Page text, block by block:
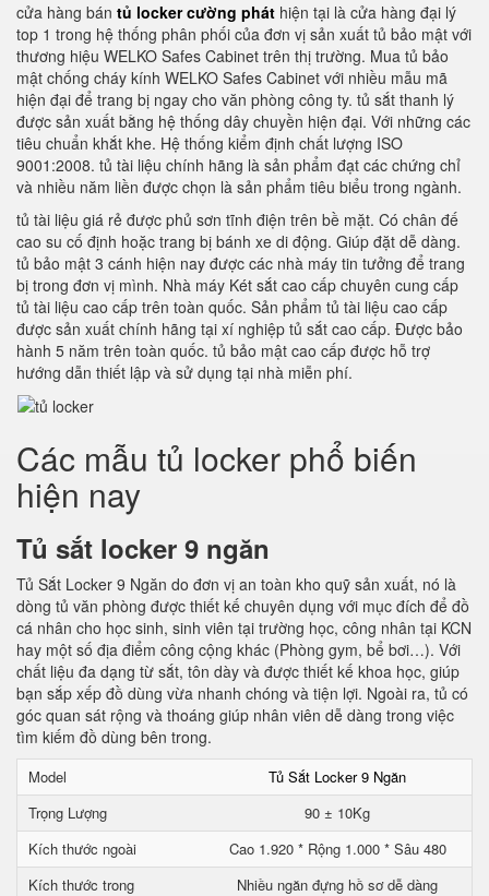
cửa hàng bán tủ locker cường phát hiện tại là cửa hàng đại lý
top 1 trong hệ thống phân phối của đơn vị sản xuất tủ bảo mật với
thương hiệu WELKO Safes Cabinet trên thị trường. Mua tủ bảo
mật chống cháy kính WELKO Safes Cabinet với nhiều mẫu mã
hiện đại để trang bị ngay cho văn phòng công ty. tủ sắt thanh lý
được sản xuất bằng hệ thống dây chuyền hiện đại. Với những các
tiêu chuẩn khắt khe. Hệ thống kiểm định chất lượng ISO
9001:2008. tủ tài liệu chính hãng là sản phẩm đạt các chứng chỉ
và nhiều năm liền được chọn là sản phẩm tiêu biểu trong ngành.
tủ tài liệu giá rẻ được phủ sơn tĩnh điện trên bề mặt. Có chân đế
cao su cố định hoặc trang bị bánh xe di động. Giúp đặt dễ dàng.
tủ bảo mật 3 cánh hiện nay được các nhà máy tin tưởng để trang
bị trong đơn vị mình. Nhà máy Két sắt cao cấp chuyên cung cấp
tủ tài liệu cao cấp trên toàn quốc. Sản phẩm tủ tài liệu cao cấp
được sản xuất chính hãng tại xí nghiệp tủ sắt cao cấp. Được bảo
hành 5 năm trên toàn quốc. tủ bảo mật cao cấp được hỗ trợ
hướng dẫn thiết lập và sử dụng tại nhà miễn phí.
Các mẫu tủ locker phổ biến
hiện nay
Tủ sắt locker 9 ngăn
Tủ Sắt Locker 9 Ngăn do đơn vị an toàn kho quỹ sản xuất, nó là
dòng tủ văn phòng được thiết kế chuyên dụng với mục đích để đồ
cá nhân cho học sinh, sinh viên tại trường học, công nhân tại KCN
hay một số địa điểm công cộng khác (Phòng gym, bể bơi…). Với
chất liệu đa dạng từ sắt, tôn dày và được thiết kế khoa học, giúp
bạn sắp xếp đồ dùng vừa nhanh chóng và tiện lợi. Ngoài ra, tủ có
góc quan sát rộng và thoáng giúp nhân viên dễ dàng trong việc
tìm kiếm đồ dùng bên trong.
Model
Tủ Sắt Locker 9 Ngăn
Trọng Lượng
90 ± 10Kg
Kích thước ngoài
Cao 1.920 * Rộng 1.000 * Sâu 480
Kích thước trong
Nhiều ngăn đựng hồ sơ dễ dàng